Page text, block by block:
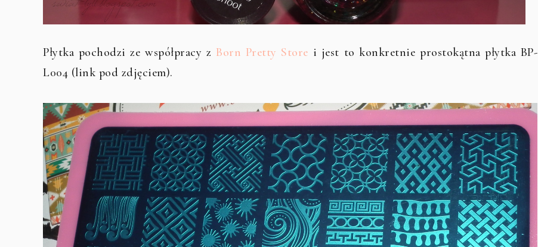
Płytka pochodzi ze współpracy z Born Pretty Store i jest to konkretnie prostokątna płytka BP-
L004 (link pod zdjęciem).